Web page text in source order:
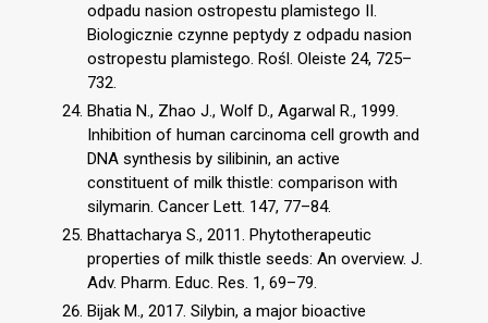
odpadu nasion ostropestu plamistego II.
Biologicznie czynne peptydy z odpadu nasion
ostropestu plamistego. Rośl. Oleiste 24, 725–
732.
Bhatia N., Zhao J., Wolf D., Agarwal R., 1999.
Inhibition of human carcinoma cell growth and
DNA synthesis by silibinin, an active
constituent of milk thistle: comparison with
silymarin. Cancer Lett. 147, 77–84.
Bhattacharya S., 2011. Phytotherapeutic
properties of milk thistle seeds: An overview. J.
Adv. Pharm. Educ. Res. 1, 69–79.
Bijak M., 2017. Silybin, a major bioactive